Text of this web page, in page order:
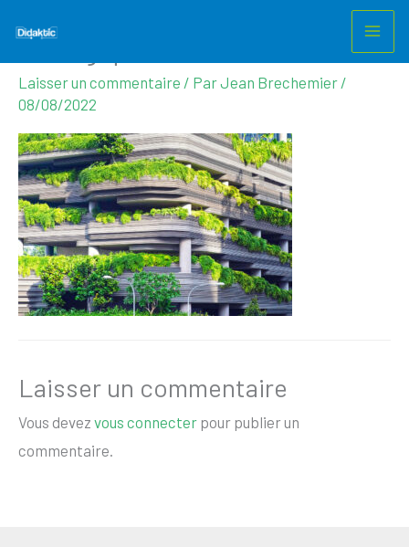
ecologique
Laisser un commentaire / ParJean Brechemier /
08/08/2022
Laisser un commentaire
Vous devez vous connecter pour publier un
commentaire.